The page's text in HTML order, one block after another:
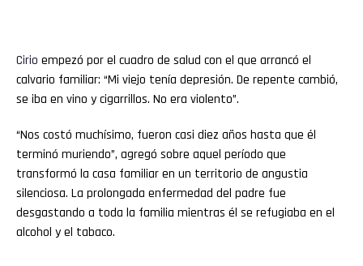
Cirio empezó por el cuadro de salud con el que arrancó el
calvario familiar: “Mi viejo tenía depresión. De repente cambió,
se iba en vino y cigarrillos. No era violento”.
“Nos costó muchísimo, fueron casi diez años hasta que él
terminó muriendo”, agregó sobre aquel período que
transformó la casa familiar en un territorio de angustia
silenciosa. La prolongada enfermedad del padre fue
desgastando a toda la familia mientras él se refugiaba en el
alcohol y el tabaco.